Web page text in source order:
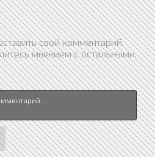
свой комментарий.
мнением с остальными.